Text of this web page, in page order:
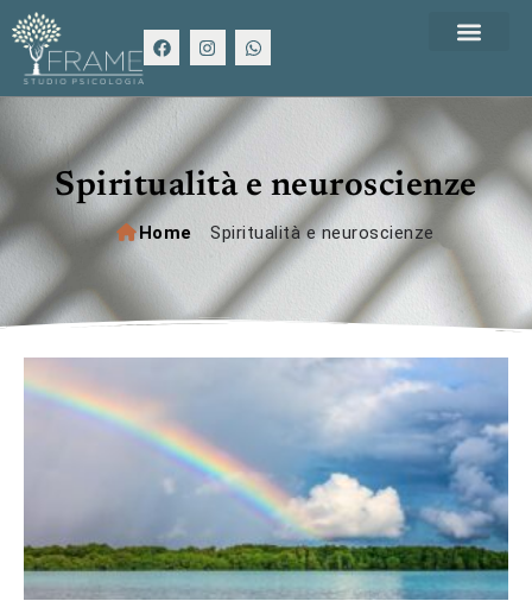
Spiritualità e neuroscienze
Home Spiritualità e neuroscienze